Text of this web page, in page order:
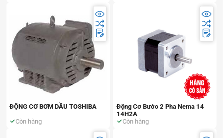
ĐỘNG CƠ BƠM DẦU TOSHIBA
Còn hàng
Động Cơ Bước 2 Pha Nema 14
14H2A
Còn hàng